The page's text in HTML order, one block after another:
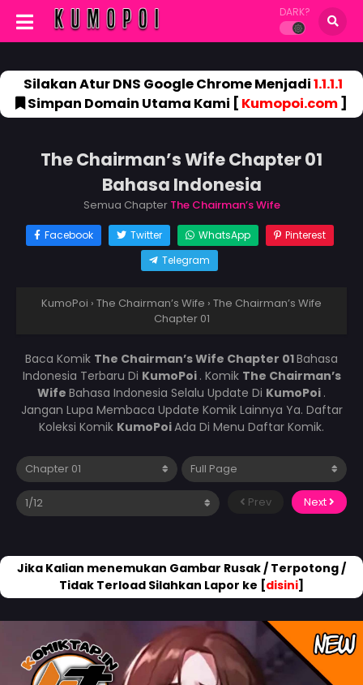
DARK?
Silakan Atur DNS Google Chrome Menjadi1.1.1.1
Simpan Domain Utama Kami [ Kumopoi.com]
The Chairman’s Wife Chapter 01
Bahasa Indonesia
Semua Chapter The Chairman’s Wife
Facebook Twitter WhatsApp
Pinterest
Telegram
KumoPoi › The Chairman’s Wife › The Chairman’s Wife
Chapter 01
Baca Komik The Chairman’s Wife Chapter 01Bahasa
Indonesia Terbaru Di KumoPoi . Komik The Chairman’s
Wife Bahasa Indonesia Selalu Update Di KumoPoi .
Jangan Lupa Membaca Update Komik Lainnya Ya. Daftar
Koleksi Komik KumoPoiAda Di Menu Daftar Komik.
Prev Next
Jika Kalian menemukan Gambar Rusak / Terpotong /
Tidak Terload Silahkan Lapor ke [disini]